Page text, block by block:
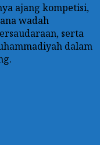
ajang kompetisi,
wadah
serta
dalam